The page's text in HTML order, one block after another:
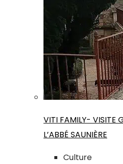
VITI FAMILY- VISITE
L’ABBÉ SAUNIÈRE
Culture